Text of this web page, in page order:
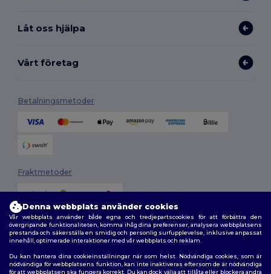
Låt oss hjälpa
Vårt företag
Betalningsmetoder
Fraktmetoder
Följ oss
Denna webbplats använder cookies
Vår webbplats använder både egna och tredjepartscookies för att förbättra den
övergripande funktionaliteten, komma ihåg dina preferenser, analysera webbplatsens
prestanda och säkerställa en smidig och personlig surfupplevelse, inklusive anpassat
innehåll, optimerade interaktioner med vår webbplats och reklam.
Du kan hantera dina cookieinställningar när som helst. Nödvändiga cookies, som är
nödvändiga för webbplatsens funktion, kan inte inaktiveras eftersom de är nödvändiga
för att webbplatsen ska fungera korrekt. Du kan dock välja att tillåta eller blockera andra